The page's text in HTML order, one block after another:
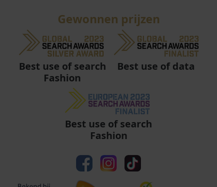
Gewonnen prijzen
Best use of search
Fashion
Best use of data
Best use of search
Fashion